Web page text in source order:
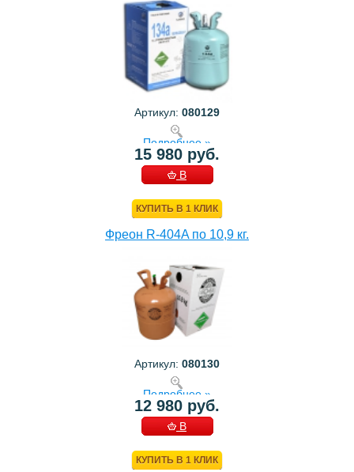
Артикул: 080129
Подробнее »
15 980 руб.
В
КУПИТЬ В 1 КЛИК
Фреон R-404A по 10,9 кг.
Артикул: 080130
Подробнее »
12 980 руб.
В
КУПИТЬ В 1 КЛИК